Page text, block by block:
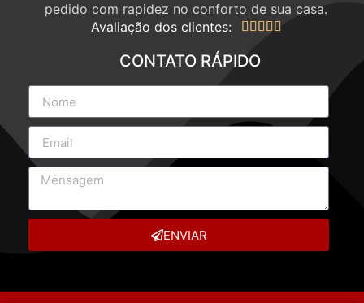
pedido com rapidez no conforto de sua casa.
Avaliação dos clientes:
    
CONTATO RÁPIDO
ENVIAR